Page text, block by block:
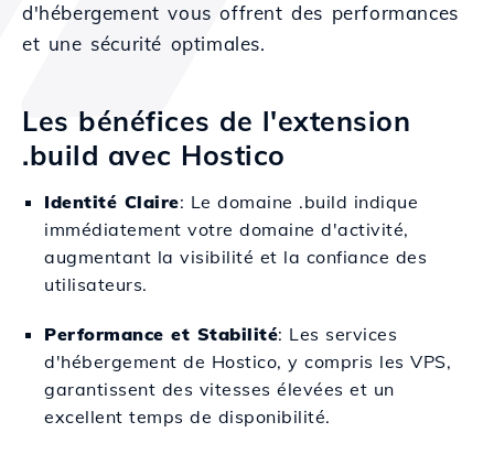
d'hébergement vous offrent des performances
et une sécurité optimales.
Les bénéfices de l'extension
.build avec Hostico
Identité Claire: Le domaine .build indique
immédiatement votre domaine d'activité,
augmentant la visibilité et la confiance des
utilisateurs.
Performance et Stabilité: Les services
d'hébergement de Hostico, y compris les VPS,
garantissent des vitesses élevées et un
excellent temps de disponibilité.